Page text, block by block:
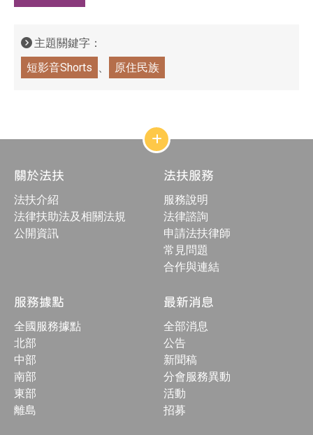
主題關鍵字：
短影音Shorts
原住民族
網
站
結
構
合
按
鈕
關於法扶
法扶介紹
法律扶助法及相關法規
公開資訊
法扶服務
服務說明
法律諮詢
申請法扶律師
常見問題
合作與連結
服務據點
全國服務據點
北部
中部
南部
東部
離島
最新消息
全部消息
公告
新聞稿
分會服務異動
活動
招募